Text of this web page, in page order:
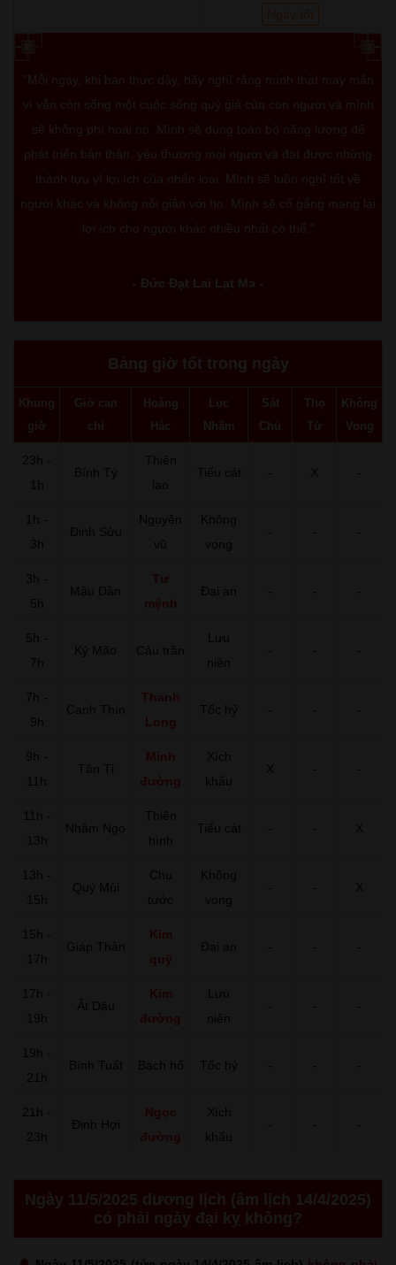
Ngày tốt
"Mỗi ngày, khi bạn thức dậy, hãy nghĩ rằng mình thật may mắn
vì vẫn còn sống một cuộc sống quý giá của con người và mình
sẽ không phí hoài nó. Mình sẽ dùng toàn bộ năng lượng để
phát triển bản thân, yêu thương mọi người và đạt được những
thành tựu vì lợi ích của nhân loại. Mình sẽ luôn nghĩ tốt về
người khác và không nổi giận với họ. Mình sẽ cố gắng mang lại
lợi ích cho người khác nhiều nhất có thể."
- Đức Đạt Lai Lạt Ma -
Bảng giờ tốt trong ngày
Khung
giờ
Giờ can
chi
Hoàng
Hắc
Lục
Nhâm
Sát
Chủ
Thọ
Tử
Không
Vong
23h -
1h
Bính Tý
Thiên
lao
Tiểu cát - X -
1h -
3h
Đinh Sửu
Nguyên
vũ
Không
vong
- - -
3h -
5h
Mậu Dần
Tư
mệnh
Đại an - - -
5h -
7h
Kỷ Mão Câu trần
Lưu
niên
- - -
7h -
9h
Canh Thìn
Thanh
Long
Tốc hỷ - - -
9h -
11h
Tân Tị
Minh
đường
Xích
khẩu
X - -
11h -
13h
Nhâm Ngọ
Thiên
hình
Tiểu cát - - X
13h -
15h
Quý Mùi
Chu
tước
Không
vong
- - X
15h -
17h
Giáp Thân
Kim
quỹ
Đại an - - -
17h -
19h
Ất Dậu
Kim
đường
Lưu
niên
- - -
19h -
21h
Bính Tuất Bạch hổ Tốc hỷ - - -
21h -
23h
Đinh Hợi
Ngọc
đường
Xích
khẩu
- - -
Ngày 11/5/2025 dương lịch (âm lịch 14/4/2025)
có phải ngày đại kỵ không?